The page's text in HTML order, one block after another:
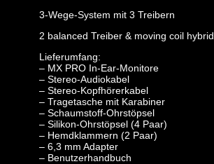
3-Wege-System mit 3 Treibern
2 balanced Treiber & moving coil hybrid
Lieferumfang:
– MX PRO In-Ear-Monitore
– Stereo-Audiokabel
– Stereo-Kopfhörerkabel
– Tragetasche mit Karabiner
– Schaumstoff-Ohrstöpsel
– Silikon-Ohrstöpsel (4 Paar)
– Hemdklammern (2 Paar)
– 6,3 mm Adapter
– Benutzerhandbuch